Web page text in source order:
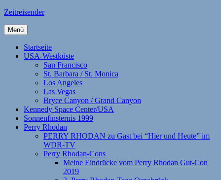
Zum
springen
Zeitreisender
Menü
Startseite
USA-Westküste
San Francisco
St. Barbara / St. Monica
Los Angeles
Las Vegas
Bryce Canyon / Grand Canyon
Kennedy Space Center/USA
Sonnenfinsternis 1999
Perry Rhodan
PERRY RHODAN zu Gast bei “Hier und Heute” im
WDR-TV
Perry Rhodan-Cons
Meine Eindrücke vom Perry Rhodan Gut-Con
2019